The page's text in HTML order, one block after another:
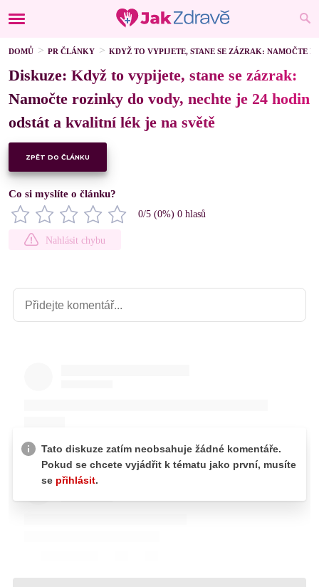
DOMŮ PR ČLÁNKY KDYŽ TO VYPIJETE, STANE SE ZÁZRAK: NAMOČTE
Diskuze: Když to vypijete, stane se zázrak:
Namočte rozinky do vody, nechte je 24 hodin
odstát a kvalitní lék je na světě
ZPĚT DO ČLÁNKU
Co si myslíte o článku?
0/5 (0%) 0 hlasů
Nahlásit chybu